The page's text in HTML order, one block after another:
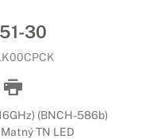
30
(BNCH-586b)
TN LED